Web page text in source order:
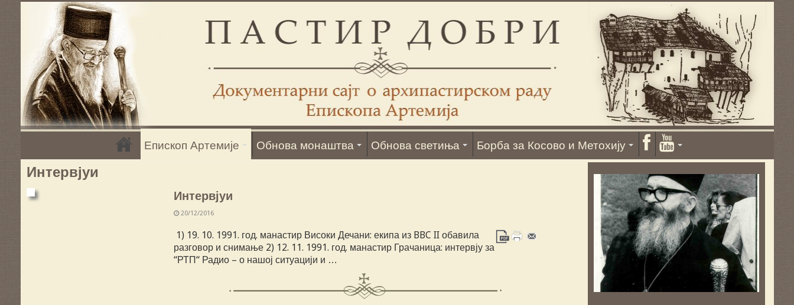
Епископ Артемије Обнова монаштва Обнова светиња Борба за Косово и Метохију
Интервјуи
Интервјуи
20/12/2016
1) 19. 10. 1991. год. манастир Високи Дечани: екипа из BBC II обавила
разговор и снимање 2) 12. 11. 1991. год. манастир Грачаница: интервју за
“РТП“ Радио – о нашој ситуацији и …